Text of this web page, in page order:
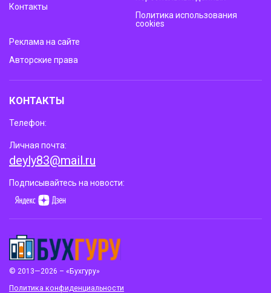
© 2013—2026 – «Бухгуру»
Политика конфиденциальности
Контакты
Политика использования
cookies
Реклама на сайте
Авторские права
КОНТАКТЫ
Телефон:
Личная почта:
deyly83@mail.ru
Подписывайтесь на новости: